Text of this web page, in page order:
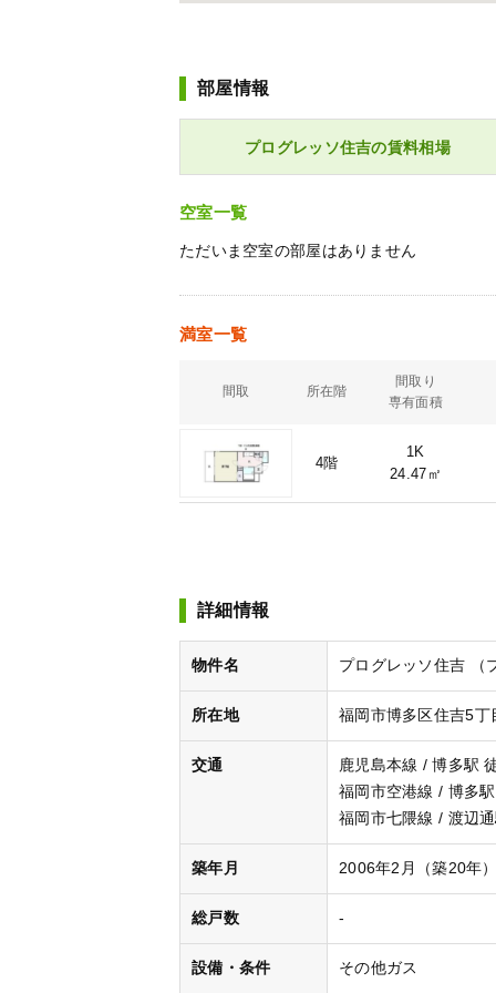
部屋情報
プログレッソ住吉の賃料相場
空室一覧
ただいま空室の部屋はありません
満室一覧
間取 所在階
間取り
専有面積
4階
1K
24.47㎡
詳細情報
物件名 プログレッソ住吉 （
所在地 福岡市博多区住吉5丁
交通
鹿児島本線 / 博多駅
福岡市空港線 / 博多
福岡市七隈線 / 渡辺
築年月 2006年2月（築20年
総戸数 -
設備・条件 その他ガス